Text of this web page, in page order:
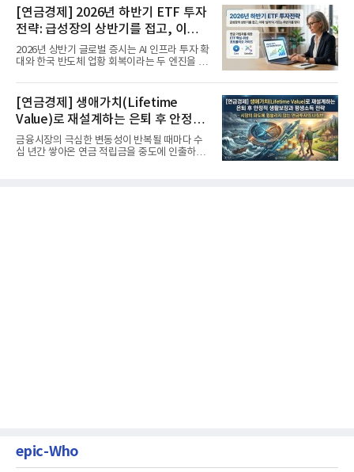
[연금경제] 2026년 하반기 ETF 투자
전략: 급성장의 상반기를 접고, 이제
'실적'이 가르는 하반기를 맞다
2026년 상반기 글로벌 증시는 AI 인프라 투자 확
대와 한국 반도체 업황 회복이라는 두 엔진을 달
[연금경제] 생애가치(Lifetime
Value)로 재설계하는 은퇴 후 안정적
생활보장과 평생소득 전략
금융시장의 극심한 변동성이 반복될 때마다 수
십 년간 쌓아온 연금 적립금을 중도에 인출하거
epic-Who